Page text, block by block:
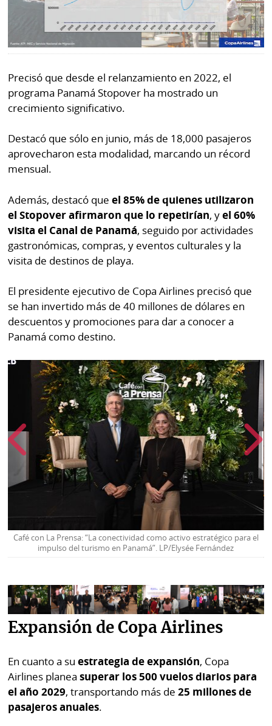
Precisó que desde el relanzamiento en 2022, el
programa Panamá Stopover ha mostrado un
crecimiento significativo.
Destacó que sólo en junio, más de 18,000 pasajeros
aprovecharon esta modalidad, marcando un récord
mensual.
Además, destacó queel 85% de quienes utilizaron
el Stopover afirmaron que lo repetirían, yel 60%
visita el Canal de Panamá, seguido por actividades
gastronómicas, compras, y eventos culturales y la
visita de destinos de playa.
El presidente ejecutivo de Copa Airlines precisó que
se han invertido más de 40 millones de dólares en
descuentos y promociones para dar a conocer a
Panamá como destino.
Café con La Prensa: “La conectividad como activo estratégico para el
impulso del turismo en Panamá”. LP/Elysée Fernández
Expansión de Copa Airlines
En cuanto a suestrategia de expansión, Copa
Airlines planeasuperar los 500 vuelos diarios para
el año 2029, transportando más de25 millones de
pasajeros anuales.